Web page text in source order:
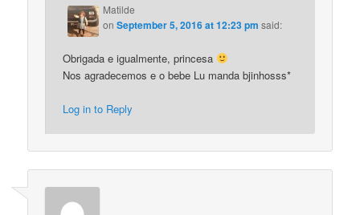
Matilde
onSeptember 5, 2016 at 12:23 pm said:
Obrigada e igualmente, princesa
Nos agradecemos e o bebe Lu manda bjinhosss*
Log in to Reply